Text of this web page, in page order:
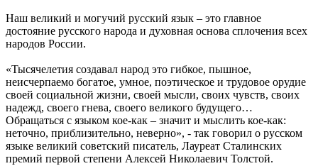
Наш великий и могучий русский язык – это главное
достояние русского народа и духовная основа сплочения всех
народов России.
«Тысячелетия создавал народ это гибкое, пышное,
неисчерпаемо богатое, умное, поэтическое и трудовое орудие
своей социальной жизни, своей мысли, своих чувств, своих
надежд, своего гнева, своего великого будущего…
Обращаться с языком кое-как – значит и мыслить кое-как:
неточно, приблизительно, неверно», - так говорил о русском
языке великий советский писатель, Лауреат Сталинских
премий первой степени Алексей Николаевич Толстой.